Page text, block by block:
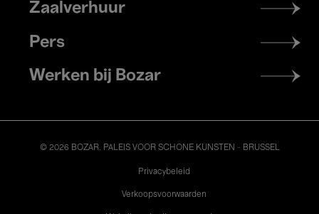
Zaalverhuur
Pers
Werken bij Bozar
© 2026 BOZAR. PALEIS VOOR SCHONE KUNSTEN - BRUSSEL
Privacybeleid
Verkoopsvoorwaarden